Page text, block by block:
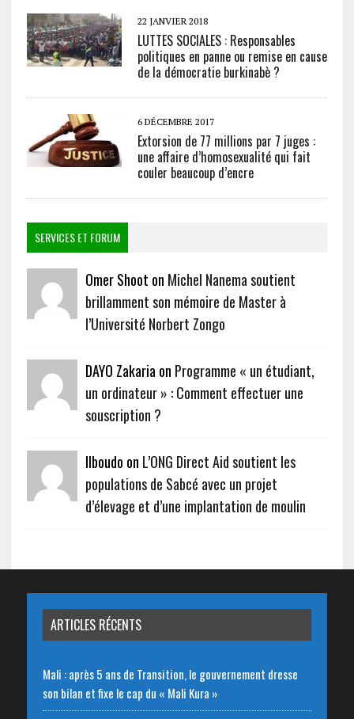
22 JANVIER 2018
LUTTES SOCIALES : Responsables
politiques en panne ou remise en cause
de la démocratie burkinabè ?
6 DÉCEMBRE 2017
Extorsion de 77 millions par 7 juges :
une affaire d’homosexualité qui fait
couler beaucoup d’encre
SERVICES ET FORUM
Omer Shoot on Michel Nanema soutient
brillamment son mémoire de Master à
l’Université Norbert Zongo
DAYO Zakaria on Programme « un étudiant,
un ordinateur » : Comment effectuer une
souscription ?
Ilboudo on L’ONG Direct Aid soutient les
populations de Sabcé avec un projet
d’élevage et d’une implantation de moulin
ARTICLES RÉCENTS
Mali : après 5 ans de Transition, le gouvernement dresse
son bilan et fixe le cap du « Mali Kura »